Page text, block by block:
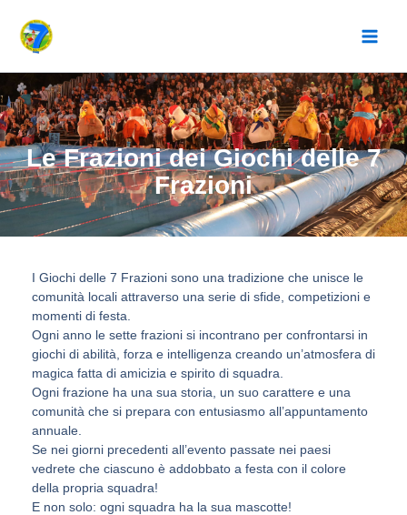
contenuto
Le Frazioni dei Giochi delle 7
Frazioni
I Giochi delle 7 Frazioni sono una tradizione che unisce le
comunità locali attraverso una serie di sfide, competizioni e
momenti di festa.
Ogni anno le sette frazioni si incontrano per confrontarsi in
giochi di abilità, forza e intelligenza creando un’atmosfera di
magica fatta di amicizia e spirito di squadra.
Ogni frazione ha una sua storia, un suo carattere e una
comunità che si prepara con entusiasmo all’appuntamento
annuale.
Se nei giorni precedenti all’evento passate nei paesi
vedrete che ciascuno è addobbato a festa con il colore
della propria squadra!
E non solo: ogni squadra ha la sua mascotte!